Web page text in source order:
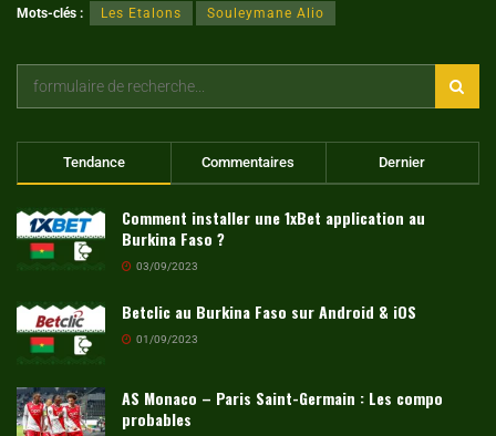
Mots-clés : Les Etalons Souleymane Alio
Tendance Commentaires Dernier
Comment installer une 1xBet application au
Burkina Faso ?
03/09/2023
Betclic au Burkina Faso sur Android & iOS
01/09/2023
AS Monaco – Paris Saint-Germain : Les compo
probables